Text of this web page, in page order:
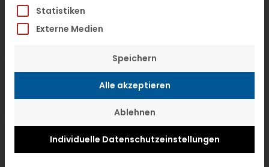
Statistiken
Externe Medien
Speichern
Alle akzeptieren
Ablehnen
Individuelle Datenschutzeinstellungen